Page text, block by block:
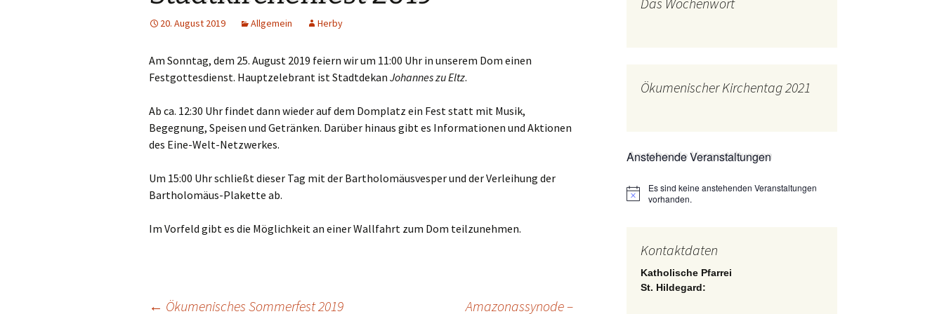
Ev. Kirche Griesheim (ext.
St. Gallus (ext. Link)
Dompfarrei St.
Oekum. Kirchentag 2021
PGR-Wahl 2019 PGR – Wahl 2015
Prävention im Bistum
Limburg
Seelsorglicher Notruf
Unsere Kirchen und Kirche Mariä Himmelfahrt
Tauffamilien
Limburg
Startseite Arbeitsgruppen
20. August 2019 Allgemein Herby
Am Sonntag, dem 25. August 2019 feiern wir um 11:00 Uhr in unserem Dom einen
Festgottesdienst. Hauptzelebrant ist Stadtdekan Johannes zu Eltz.
Ab ca. 12:30 Uhr findet dann wieder auf dem Domplatz ein Fest statt mit Musik,
Begegnung, Speisen und Getränken. Darüber hinaus gibt es Informationen und Aktionen
des Eine-Welt-Netzwerkes.
Um 15:00 Uhr schließt dieser Tag mit der Bartholomäusvesper und der Verleihung der
Bartholomäus-Plakette ab.
Im Vorfeld gibt es die Möglichkeit an einer Wallfahrt zum Dom teilzunehmen.
← Ökumenisches Sommerfest 2019
Amazonassynode –
Ökumenischer Kirchentag 2021
Anstehende Veranstaltungen
Hinweis
Es sind keine anstehenden Veranstaltungen
vorhanden.
Kontaktdaten
Katholische Pfarrei
St. Hildegard: